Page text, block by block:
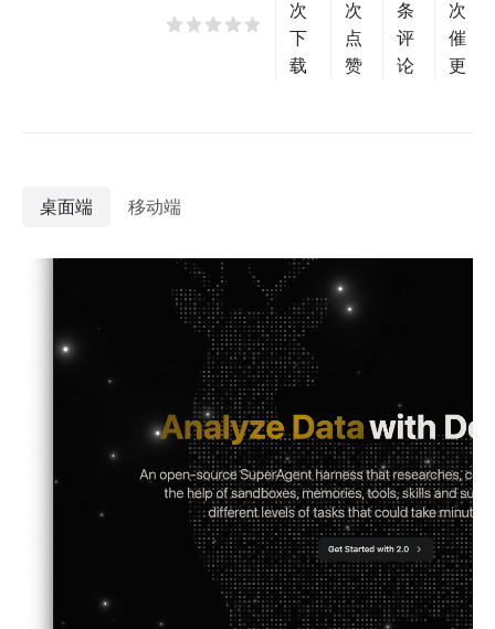
次
下
载
次
点
赞
条
评
论
次
催
更
桌面端 移动端